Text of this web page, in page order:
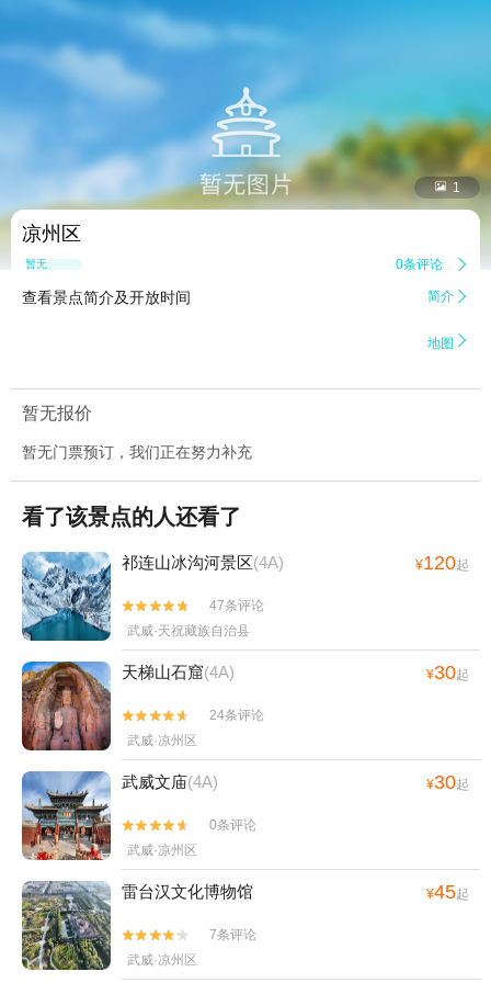
 1
凉州区
暂无点评 0条评论 
查看景点简介及开放时间 简介 
地图 
暂无报价
暂无门票预订，我们正在努力补充
看了该景点的人还看了
祁连山冰沟河景区(4A) ¥120起


47条评论
武威·天祝藏族自治县
天梯山石窟(4A) ¥30起


24条评论
武威·凉州区
武威文庙(4A) ¥30起


0条评论
武威·凉州区
雷台汉文化博物馆 ¥45起


7条评论
武威·凉州区